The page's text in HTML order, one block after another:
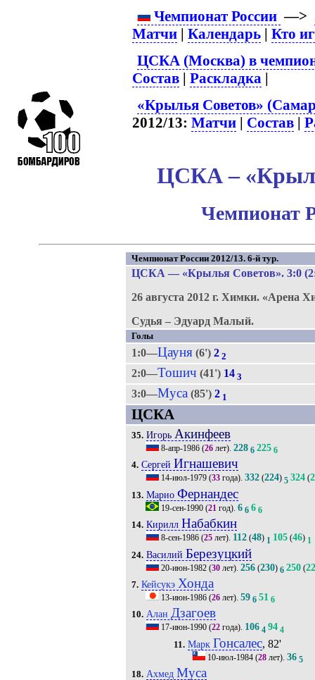
Чемпионат России —>
Матчи |Календарь |Кто
ЦСКА (Москва) в
Состав |Раскладка |
«Крылья Советов»
2012/13:Матчи | Состав |
ЦСКА –
Чемпионат
Чемпионат России 2012/13. 6-й тур.
ЦСКА — «Крылья Советов». 3:0
26 августа 2012 г. Химки. «Арена
Судья – Эдуард Малый.
Голы
1:0—Цауня(6') 2 2
2:0—Тошич (41') 14 3
3:0—Муса (85') 2 1
ЦСКА
35. Игорь Акинфеев
8-апр-1986(26лет). 228 6 225 6
4. Сергей Игнашевич
14-июл-1979(33года). 332(224) 5 324(
13. Марио Фернандес
19-сен-1990(21 год). 6 6 6 6
14. Кирилл Набабкин
8-сен-1986(25лет). 112(48) 1 105(46) 1
24. Василий Березуцкий
20-июн-1982(30лет). 256(230) 6 250(
7. Кейсукэ Хонда
13-июн-1986(26лет). 59 6 51 6
10. Алан Дзагоев
17-июн-1990(22года). 106 4 94 4
11. Марк Гонсалес, 82'
10-июл-1984 (28 лет).36 5
18. Ахмед Муса